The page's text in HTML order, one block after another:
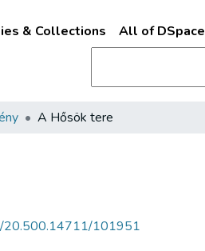
& Collections All of DSpace
A Hősök tere
20.500.14711/101951